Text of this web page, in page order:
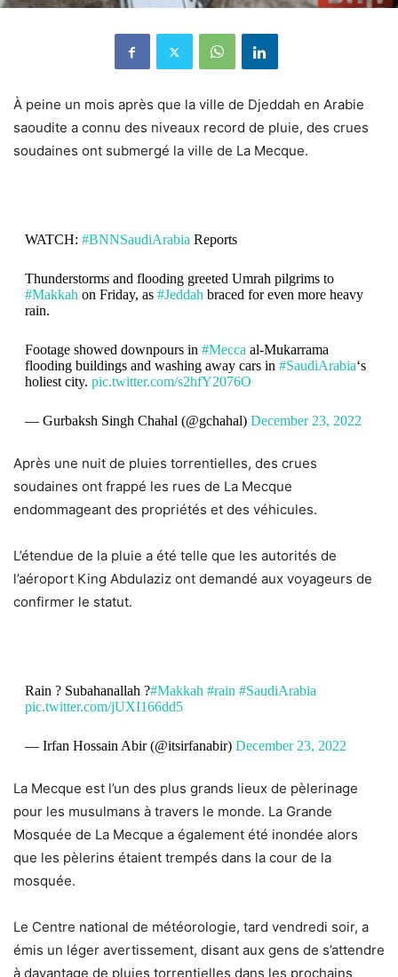
À peine un mois après que la ville de Djeddah en Arabie
saoudite a connu des niveaux record de pluie, des crues
soudaines ont submergé la ville de La Mecque.
WATCH: #BNNSaudiArabia Reports
Thunderstorms and flooding greeted Umrah pilgrims to
#Makkah on Friday, as #Jeddah braced for even more heavy
rain.
Footage showed downpours in #Mecca al-Mukarrama
flooding buildings and washing away cars in #SaudiArabia‘s
holiest city. pic.twitter.com/s2hfY2076O
— Gurbaksh Singh Chahal (@gchahal) December 23, 2022
Après une nuit de pluies torrentielles, des crues
soudaines ont frappé les rues de La Mecque
endommageant des propriétés et des véhicules.
L’étendue de la pluie a été telle que les autorités de
l’aéroport King Abdulaziz ont demandé aux voyageurs de
confirmer le statut.
Rain ?️ Subahanallah ?#Makkah #rain #SaudiArabia
pic.twitter.com/jUXI166dd5
— Irfan Hossain Abir (@itsirfanabir) December 23, 2022
La Mecque est l’un des plus grands lieux de pèlerinage
pour les musulmans à travers le monde. La Grande
Mosquée de La Mecque a également été inondée alors
que les pèlerins étaient trempés dans la cour de la
mosquée.
Le Centre national de météorologie, tard vendredi soir, a
émis un léger avertissement, disant aux gens de s’attendre
à davantage de pluies torrentielles dans les prochains